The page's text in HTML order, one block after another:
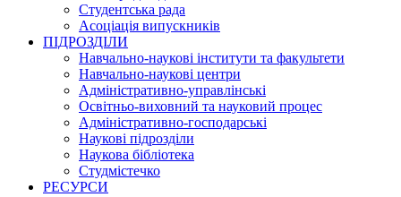
Студентська рада
Асоціація випускників
ПІДРОЗДІЛИ
Навчально-наукові інститути та факультети
Навчально-наукові центри
Адміністративно-управлінські
Освітньо-виховний та науковий процес
Адміністративно-господарські
Наукові підрозділи
Наукова бібліотека
Студмістечко
РЕСУРСИ